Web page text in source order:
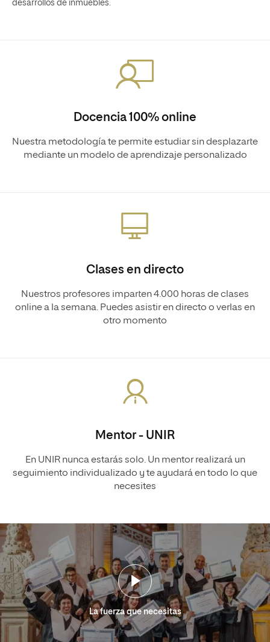
desarrollos de inmuebles.
Docencia 100% online
Nuestra metodología te permite estudiar sin desplazarte
mediante un modelo de aprendizaje personalizado
Clases en directo
Nuestros profesores imparten 4.000 horas de clases
online a la semana. Puedes asistir en directo o verlas en
otro momento
Mentor - UNIR
En UNIR nunca estarás solo. Un mentor realizará un
seguimiento individualizado y te ayudará en todo lo que
necesites
La fuerza que necesitas